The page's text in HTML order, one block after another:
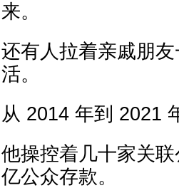
来。
还有人拉着亲戚朋
活。
从 2014 年到 2021
他操控着几十家关
亿公众存款。